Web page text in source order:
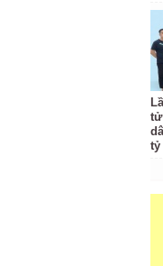
tỷ